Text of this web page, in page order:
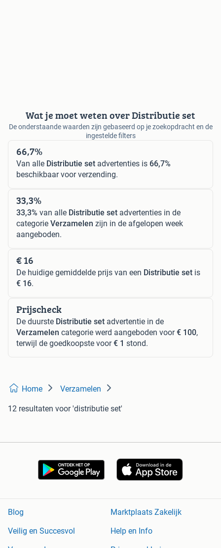
Wat je moet weten over Distributie set
De onderstaande waarden zijn gebaseerd op je zoekopdracht en de
ingestelde filters
66,7%
Van alle Distributie set advertenties is 66,7%
beschikbaar voor verzending.
33,3%
33,3% van alle Distributie set advertenties in de
categorie Verzamelen zijn in de afgelopen week
aangeboden.
€ 16
De huidige gemiddelde prijs van een Distributie set is
€ 16.
Prijscheck
De duurste Distributie set advertentie in de
Verzamelen categorie werd aangeboden voor€ 100,
terwijl de goedkoopste voor€ 1 stond.
Home Verzamelen
12 resultaten voor 'distributie set'
Blog
Marktplaats Zakelijk
Veilig en Succesvol
Help en Info